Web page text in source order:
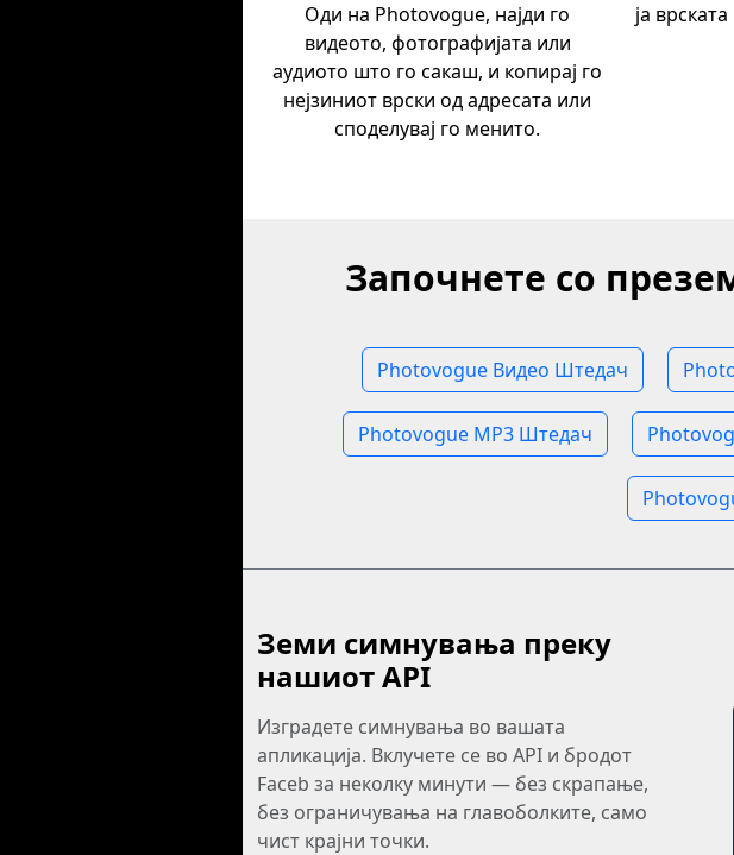
Оди на Photovogue, најди го
видеото, фотографијата или
аудиото што го сакаш, и копирај го
нејзиниот врски од адресата или
споделувај го менито.
ја
Започнете со
Photovogue Видео Штедач
Photovogue MP3 Штедач
Земи симнувања преку
нашиот API
Изградете симнувања во вашата
апликација. Вклучете се во API и бродот
Faceb за неколку минути — без скрапање,
без ограничувања на главоболките, само
чист крајни точки.